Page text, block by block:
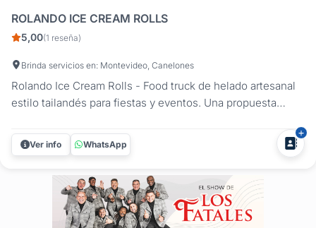
ROLANDO ICE CREAM ROLLS
5,00(1 reseña)
Brinda servicios en: Montevideo, Canelones
Rolando Ice Cream Rolls - Food truck de helado artesanal
estilo tailandés para fiestas y eventos. Una propuesta
forma creativa de sorprender en tu evento? Rolando Ice
Cream Rolls ofrece un food truck de helado tailandés que
Ver info WhatsApp